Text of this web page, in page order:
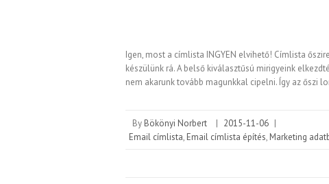
Igen, most a címlista INGYEN elvihető! Címlista
készülünk rá. A belső kiválasztűsú mirigyeink
nem akarunk tovább magunkkal cipelni. Így az őszi
By Bökönyi Norbert | 2015-11-06 |
Email címlista, Email címlista építés, Marketing